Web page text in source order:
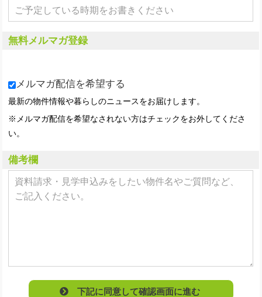
無料メルマガ登録
メルマガ配信を希望する
最新の物件情報や暮らしのニュースをお届けします。
※メルマガ配信を希望なされない方はチェックをお外してくださ
い。
備考欄
下記に同意して確認画面に進む